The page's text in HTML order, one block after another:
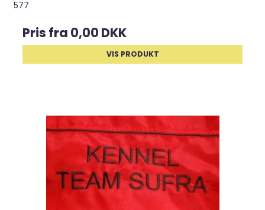
577
Pris fra 0,00 DKK
VIS PRODUKT